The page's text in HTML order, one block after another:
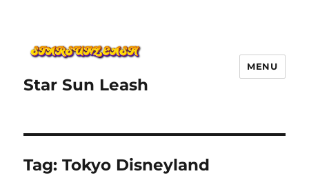
Star Sun Leash
MENU
Tag:Tokyo Disneyland